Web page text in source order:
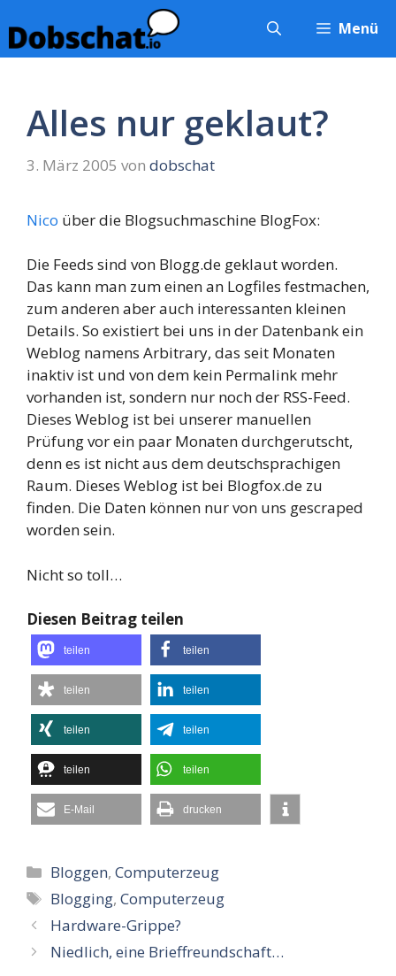
Inhalt
springen
Menü
Alles nur geklaut?
3. März 2005 von dobschat
Nico über die Blogsuchmaschine BlogFox:
Die Feeds sind von Blogg.de geklaut worden.
Das kann man zum einen an Logfiles festmachen,
zum anderen aber auch interessanten kleinen
Details. So existiert bei uns in der Datenbank ein
Weblog namens Arbitrary, das seit Monaten
inaktiv ist und von dem kein Permalink mehr
vorhanden ist, sondern nur noch der RSS-Feed.
Dieses Weblog ist bei unserer manuellen
Prüfung vor ein paar Monaten durchgerutscht,
denn es ist nicht aus dem deutschsprachigen
Raum. Dieses Weblog ist bei Blogfox.de zu
finden. Die Daten können nur von uns gescraped
worden sein.
Nicht so toll…
Diesen Beitrag teilen
teilen teilen
teilen teilen
teilen teilen
teilen teilen
E-Mail drucken
Kategorien
Bloggen,Computerzeug
Schlagwörter
Blogging,Computerzeug
Hardware-Grippe?
Niedlich, eine Brieffreundschaft…